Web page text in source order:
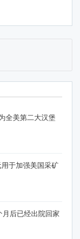
全美第二大汉堡
于加强美国采矿
后已经出院回家